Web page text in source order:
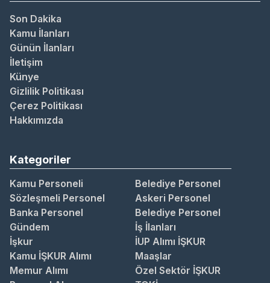
Son Dakika
Kamu İlanları
Günün İlanları
İletişim
Künye
Gizlilik Politikası
Çerez Politikası
Hakkımızda
Kategoriler
Kamu Personeli
Belediye Personel
Sözleşmeli Personel
Askeri Personel
Banka Personel
Belediye Personel
Gündem
İş İlanları
İşkur
İUP Alımı İŞKUR
Kamu İŞKUR Alımı
Maaşlar
Memur Alımı
Özel Sektör İŞKUR